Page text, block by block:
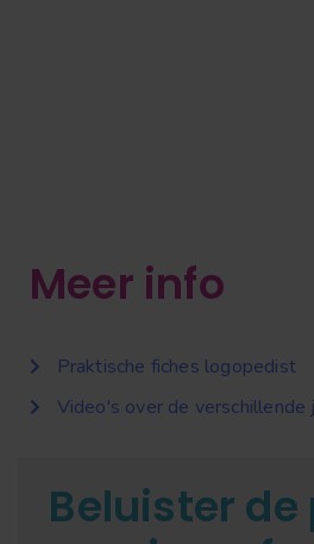
Meer info
Praktische fiches logopedist
Video's over de verschillende
Beluister